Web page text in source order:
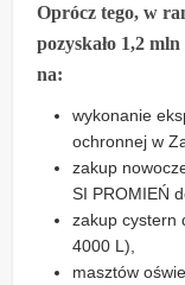
Oprócz tego, w
pozyskało 1,2
na:
wykonanie
ochronnej w
zakup
SI PROMIEŃ
zakup cystern
4000 L),
masztów